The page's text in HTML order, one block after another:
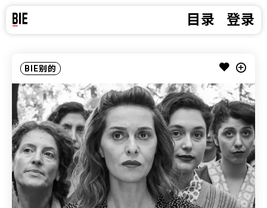
目录 登录
BIE别的